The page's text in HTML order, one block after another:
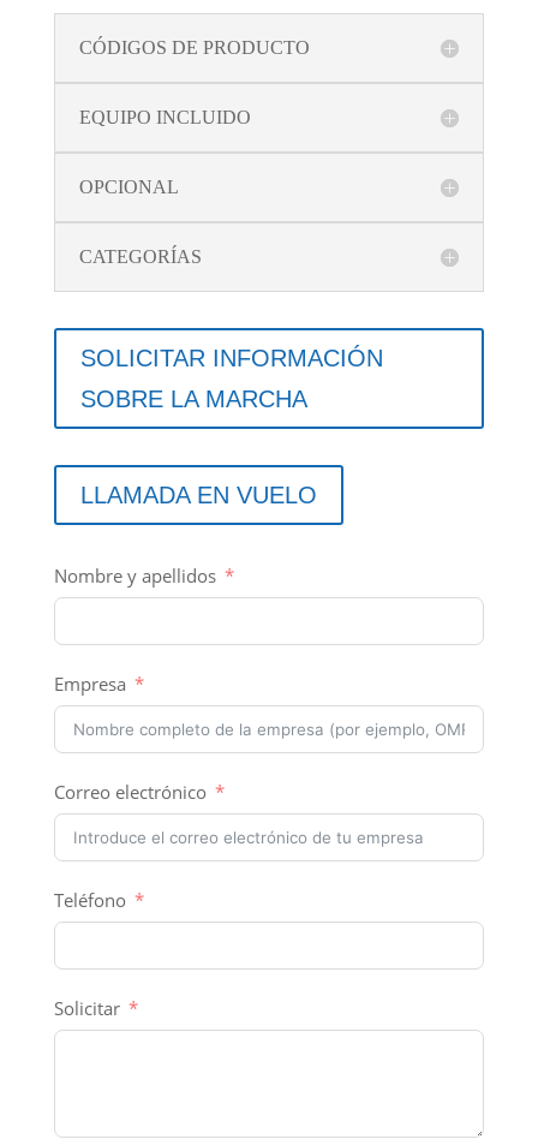
por
varillas
CÓDIGOS DE PRODUCTO
EQUIPO INCLUIDO
OPCIONAL
CATEGORÍAS
SOLICITAR INFORMACIÓN
SOBRE LA MARCHA
LLAMADA EN VUELO
Nombre y apellidos
Empresa
Correo electrónico
Teléfono
Solicitar